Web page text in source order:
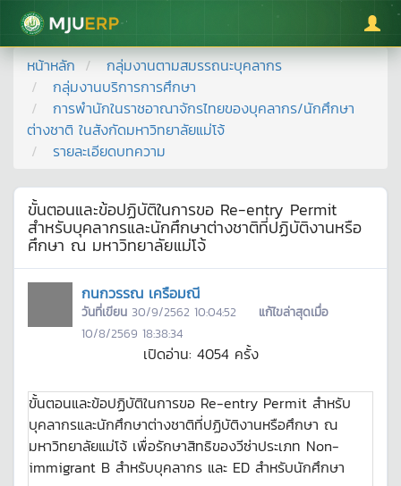
มหาวิทยาลัยแม่โจ้
หน้าหลัก
กลุ่มงานตามสมรรถนะบุคลากร
กลุ่มงานบริการการศึกษา
การพำนักในราชอาณาจักรไทยของบุคลากร/นักศึกษา
ต่างชาติ ในสังกัดมหาวิทยาลัยแม่โจ้
รายละเอียดบทความ
ขั้นตอนและข้อปฏิบัติในการขอ Re-entry Permit
สำหรับบุคลากรและนักศึกษาต่างชาติที่ปฏิบัติงานหรือ
ศึกษา ณ มหาวิทยาลัยแม่โจ้
กนกวรรณ เครือมณี
วันที่เขียน 30/9/2562 10:04:52
แก้ไขล่าสุดเมื่อ
10/8/2569 18:38:34
เปิดอ่าน: 4054 ครั้ง
ขั้นตอนและข้อปฏิบัติในการขอ Re-entry Permit สำหรับ
บุคลากรและนักศึกษาต่างชาติที่ปฏิบัติงานหรือศึกษา ณ
มหาวิทยาลัยแม่โจ้ เพื่อรักษาสิทธิของวีซ่าประเภท Non-
immigrant B สำหรับบุคลากร และ ED สำหรับนักศึกษา